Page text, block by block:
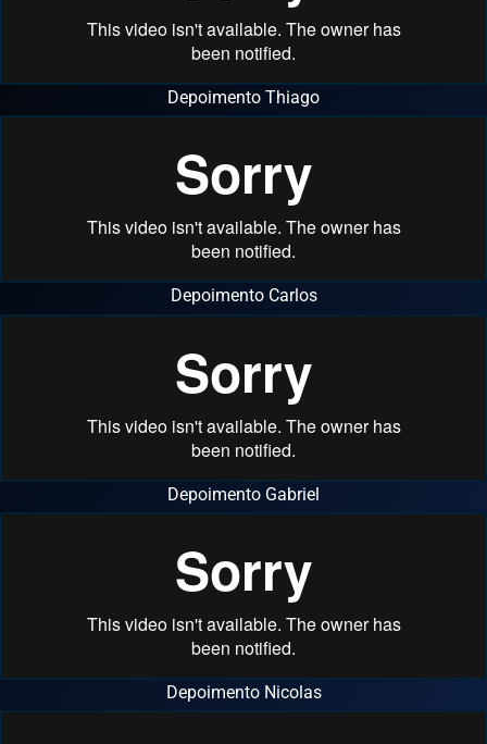
Depoimento Thiago
Depoimento Carlos
Depoimento Gabriel
Depoimento Nicolas